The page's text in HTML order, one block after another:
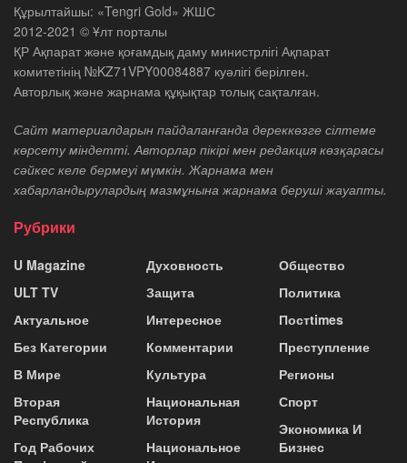
Құрылтайшы: «Tengri Gold» ЖШС
2012-2021 © Ұлт порталы
ҚР Ақпарат және қоғамдық даму министрлігі Ақпарат
комитетінің №KZ71VPY00084887 куәлігі берілген.
Авторлық және жарнама құқықтар толық сақталған.
Сайт материалдарын пайдаланғанда дереккөзге сілтеме
көрсету міндетті. Авторлар пікірі мен редакция көзқарасы
сәйкес келе бермеуі мүмкін. Жарнама мен
хабарландырулардың мазмұнына жарнама беруші жауапты.
Рубрики
U Magazine
ULT TV
Актуальное
Без Категории
В Мире
Вторая
Республика
Год Рабочих
Духовность
Защита
Интересное
Комментарии
Культура
Национальная
История
Национальное
Общество
Политика
Постtimes
Преступление
Регионы
Спорт
Экономика И
Бизнес